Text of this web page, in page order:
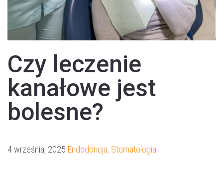
Czy leczenie
kanałowe jest
bolesne?
4 września, 2025 Endodoncja, Stomatologia